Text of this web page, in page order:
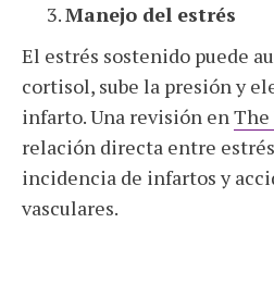
Manejo del estrés
El estrés sostenido puede
cortisol, sube la presión y
infarto. Una revisión enThe
relación directa entre
incidencia de infartos y
vasculares.